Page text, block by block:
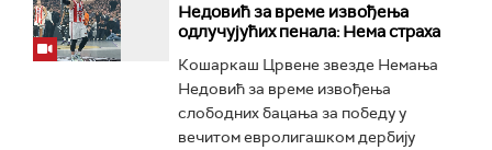
Недовић за време извођења
одлучујућих пенала: Нема страха
Кошаркаш Црвене звезде Немања
Недовић за време извођења
слободних бацања за победу у
вечитом евролигашком дербију